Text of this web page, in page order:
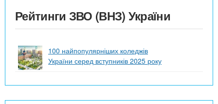
Рейтинги ЗВО (ВНЗ) України
100 найпопулярніших коледжів
України серед вступників 2025 року